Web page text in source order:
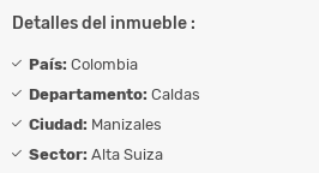
Detalles del inmueble :
País: Colombia
Departamento: Caldas
Ciudad: Manizales
Sector: Alta Suiza